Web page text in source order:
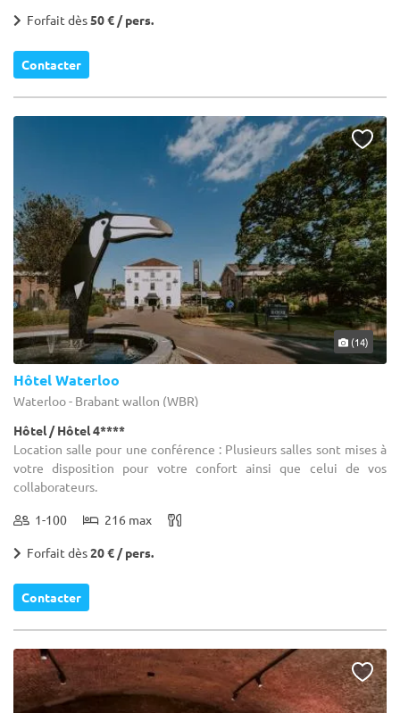
Forfait dès50 € / pers.
Contacter
(14)
Hôtel Waterloo
Waterloo - Brabant wallon (WBR)
Hôtel / Hôtel 4****
Location salle pour une conférence : Plusieurs salles sont mises à
votre disposition pour votre confort ainsi que celui de vos
collaborateurs.
1-100 216 max
Forfait dès20 € / pers.
Contacter